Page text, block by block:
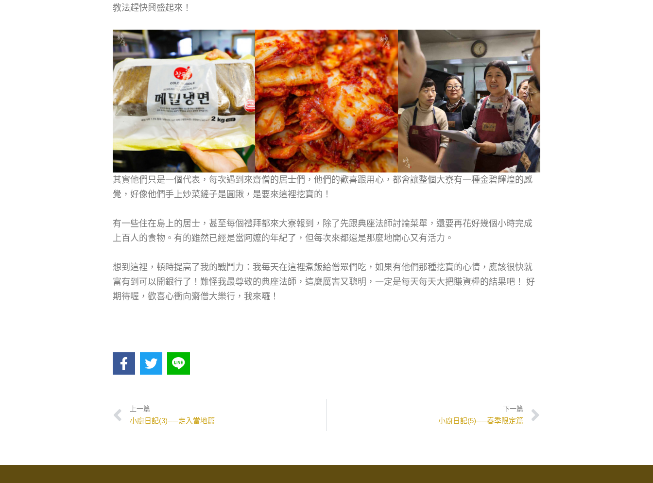
教法趕快興盛起來！
其實他們只是一個代表，每次遇到來齋僧的居士們，他們的歡喜跟用心，都會讓整個大寮有一種金碧輝煌的感
覺，好像他們手上炒菜鏟子是圓鍬，是要來這裡挖寶的！
有一些住在島上的居士，甚至每個禮拜都來大寮報到，除了先跟典座法師討論菜單，還要再花好幾個小時完成
上百人的食物。有的雖然已經是當阿嬤的年紀了，但每次來都還是那麼地開心又有活力。
想到這裡，頓時提高了我的戰鬥力：我每天在這裡煮飯給僧眾們吃，如果有他們那種挖寶的心情，應該很快就
富有到可以開銀行了！難怪我最尊敬的典座法師，這麼厲害又聰明，一定是每天每天大把賺資糧的結果吧！ 好
期待喔，歡喜心衝向齋僧大樂行，我來囉！
上一篇
小廚日記(3)──走入當地篇
下一篇
小廚日記(5)──春季限定篇